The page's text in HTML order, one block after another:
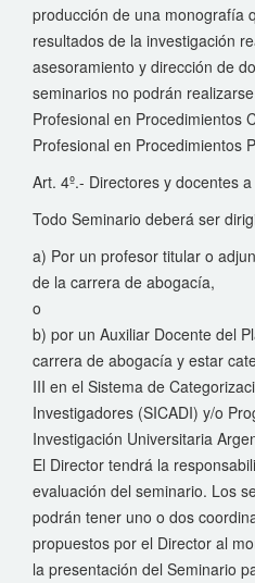
producción de una monografía
resultados de la investigación
asesoramiento y dirección de
seminarios no podrán
Profesional en Procedimientos
Profesional en Procedimientos
Art. 4º.- Directores y docentes
Todo Seminario deberá ser
a) Por un profesor titular o
de la carrera de abogacía,
o
b) por un Auxiliar Docente del
carrera de abogacía y estar
III en el Sistema de
Investigadores (SICADI) y/o
Investigación Universitaria
El Director tendrá la
evaluación del seminario. Los
podrán tener uno o dos
propuestos por el Director al
la presentación del Seminario